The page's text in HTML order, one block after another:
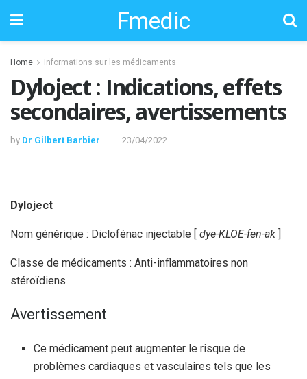
Fmedic
Home Informations sur les médicaments
Dyloject : Indications, effets
secondaires, avertissements
by Dr Gilbert Barbier 23/04/2022
Dyloject
Nom générique : Diclofénac injectable [ dye-KLOE-fen-ak ]
Classe de médicaments : Anti-inflammatoires non
stéroïdiens
Avertissement
Ce médicament peut augmenter le risque de
problèmes cardiaques et vasculaires tels que les